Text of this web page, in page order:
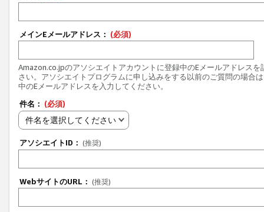
メインEメールアドレス： (必須)
Amazon.co.jpのアソシエイトアカウントに登録中のEメールアドレスを
さい。アソシエイトプログラムに申し込みをする以前のご質問の場合
中のEメールアドレスを入力してください。
件名： (必須)
件名を選択してください
アソシエイトID： (推奨)
WebサイトのURL： (推奨)